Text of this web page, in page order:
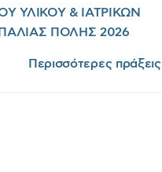
ΥΛΙΚΟΥ & ΙΑΤΡΙΚΩΝ
ΠΟΛΗΣ 2026
Περισσότερες πράξεις